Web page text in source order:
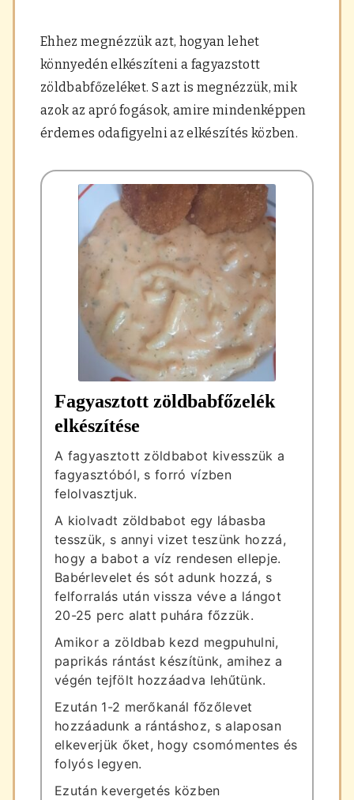
Ehhez megnézzük azt, hogyan lehet
könnyedén elkészíteni a fagyazstott
zöldbabfőzeléket. S azt is megnézzük, mik
azok az apró fogások, amire mindenképpen
érdemes odafigyelni az elkészítés közben.
Fagyasztott zöldbabfőzelék
elkészítése
A fagyasztott zöldbabot kivesszük a
fagyasztóból, s forró vízben
felolvasztjuk.
A kiolvadt zöldbabot egy lábasba
tesszük, s annyi vizet teszünk hozzá,
hogy a babot a víz rendesen ellepje.
Babérlevelet és sót adunk hozzá, s
felforralás után vissza véve a lángot
20-25 perc alatt puhára főzzük.
Amikor a zöldbab kezd megpuhulni,
paprikás rántást készítünk, amihez a
végén tejfölt hozzáadva lehűtünk.
Ezután 1-2 merőkanál főzőlevet
hozzáadunk a rántáshoz, s alaposan
elkeverjük őket, hogy csomómentes és
folyós legyen.
Ezután kevergetés közben